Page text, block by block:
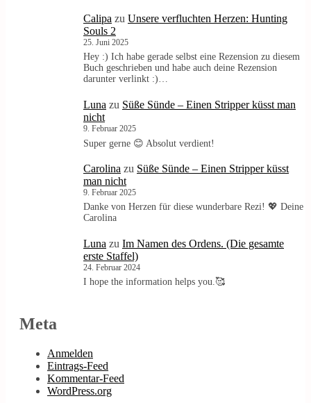
Calipa zu Unsere verfluchten Herzen: Hunting
Souls 2
25. Juni 2025
Hey :) Ich habe gerade selbst eine Rezension zu diesem
Buch geschrieben und habe auch deine Rezension
darunter verlinkt :)…
Luna zu Süße Sünde – Einen Stripper küsst man
nicht
9. Februar 2025
Super gerne 😊 Absolut verdient!
Carolina zu Süße Sünde – Einen Stripper küsst
man nicht
9. Februar 2025
Danke von Herzen für diese wunderbare Rezi! 💖 Deine
Carolina
Luna zu Im Namen des Ordens. (Die gesamte
erste Staffel)
24. Februar 2024
I hope the information helps you.🥰
Meta
Anmelden
Eintrags-Feed
Kommentar-Feed
WordPress.org